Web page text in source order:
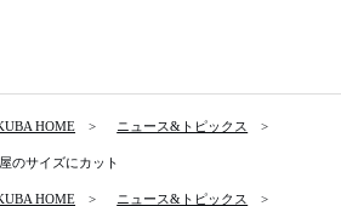
HOME ニュース&トピックス
のサイズにカット
HOME ニュース&トピックス